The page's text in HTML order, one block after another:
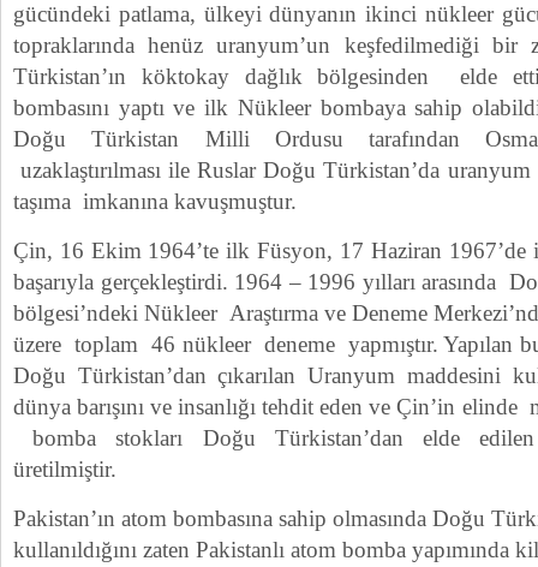
gücündeki patlama, ülkeyi dünyanın ikinci nükleer
topraklarında henüz uranyum’un keşfedilmediği bir
Türkistan’ın köktokay dağlık bölgesinden elde
bombasını yaptı ve ilk Nükleer bombaya sahip
Doğu Türkistan Milli Ordusu tarafından
uzaklaştırılması ile Ruslar Doğu Türkistan’da
taşıma imkanına kavuşmuştur.
Çin, 16 Ekim 1964’te ilk Füsyon, 17 Haziran 1967’de
başarıyla gerçekleştirdi. 1964 – 1996 yılları arasında
bölgesi’ndeki Nükleer Araştırma ve Deneme
üzere toplam 46 nükleer deneme yapmıştır. Yapılan
Doğu Türkistan’dan çıkarılan Uranyum maddesini
dünya barışını ve insanlığı tehdit eden ve Çin’in
bomba stokları Doğu Türkistan’dan elde
üretilmiştir.
Pakistan’ın atom bombasına sahip olmasında Doğu
kullanıldığını zaten Pakistanlı atom bomba yapımında